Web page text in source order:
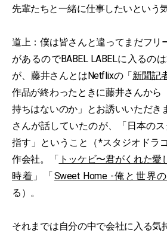
先輩たちと一緒に仕事したいという
道上：僕は皆さんと違ってまだフリ
があるのでBABEL LABELに入るの
が、藤井さんとはNetflixの「新聞記
作品が終わったときに藤井さんから
持ちはないのか」とお誘いいただき
さんが話していたのが、「日本の
指す」ということ（*スタジオドラ
作会社。「 トッケビ〜君がくれた愛
時着 」「Sweet Home -俺と世界
る）。
それまでは自分の中で会社に入る気